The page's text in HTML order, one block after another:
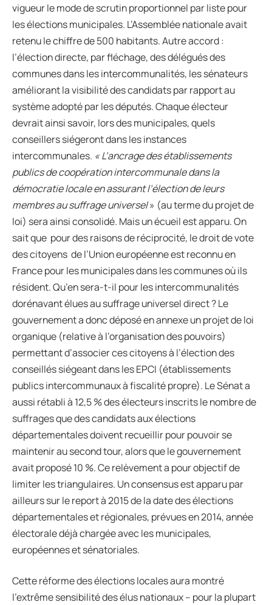
vigueur le mode de scrutin proportionnel par liste pour
les élections municipales. L’Assemblée nationale avait
retenu le chiffre de 500 habitants. Autre accord :
l’élection directe, par fléchage, des délégués des
communes dans les intercommunalités, les sénateurs
améliorant la visibilité des candidats par rapport au
système adopté par les députés. Chaque électeur
devrait ainsi savoir, lors des municipales, quels
conseillers siégeront dans les instances
intercommunales. « L’ancrage des établissements
publics de coopération intercommunale dans la
démocratie locale en assurant l’élection de leurs
membres au suffrage universel» (au terme du projet de
loi) sera ainsi consolidé. Mais un écueil est apparu. On
sait que pour des raisons de réciprocité, le droit de vote
des citoyens de l’Union européenne est reconnu en
France pour les municipales dans les communes où ils
résident. Qu’en sera-t-il pour les intercommunalités
dorénavant élues au suffrage universel direct ? Le
gouvernement a donc déposé en annexe un projet de loi
organique (relative à l’organisation des pouvoirs)
permettant d’associer ces citoyens à l’élection des
conseillés siégeant dans les EPCI (établissements
publics intercommunaux à fiscalité propre). Le Sénat a
aussi rétabli à 12,5 % des électeurs inscrits le nombre de
suffrages que des candidats aux élections
départementales doivent recueillir pour pouvoir se
maintenir au second tour, alors que le gouvernement
avait proposé 10 %. Ce relèvement a pour objectif de
limiter les triangulaires. Un consensus est apparu par
ailleurs sur le report à 2015 de la date des élections
départementales et régionales, prévues en 2014, année
électorale déjà chargée avec les municipales,
européennes et sénatoriales.
Cette réforme des élections locales aura montré
l’extrême sensibilité des élus nationaux – pour la plupart